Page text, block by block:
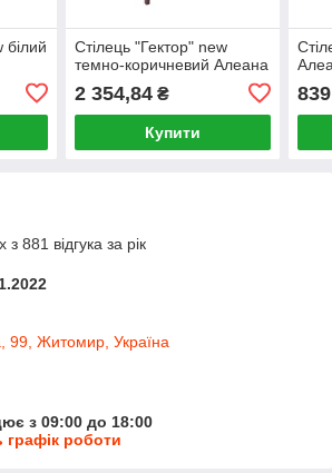
білий
Стілець "Гектор" new
темно-коричневий Алеана
2 354,84₴
Купити
881 відгука за рік
99, Житомир, Україна
з 09:00 до 18:00
графік роботи